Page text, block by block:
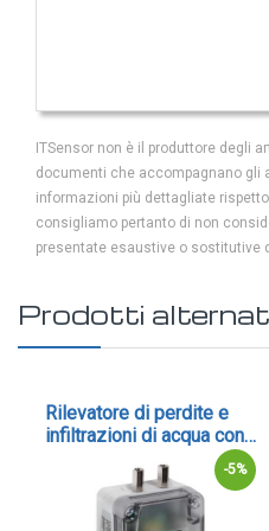
ITSensor non è il produttore degli
documenti che accompagnano gli
informazioni più dettagliate
consigliamo pertanto di non
presentate esaustive o sostitutive
Prodotti
Rilevatore di perdite e
infiltrazioni di acqua con
relè - PDM - cod. LS
-5%
Sensori LoRaWAN
Contatori e Convertitori
Gateway LoRaWAN
Dispositivi Narrow Band
Moduli I/O
LOGGER
Data logger con sensore
Data logger per sensore esterno